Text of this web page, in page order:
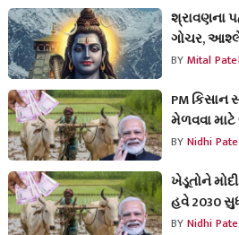
શ્રાવણના
ગોચર,
થઈને કઈ-
BYMital
PM કિસાન
મેળવવા માટે
નહીંતર
BYNidhi
ખેડૂતોને
હવે 2030
રહેશે PM
BYNidhi